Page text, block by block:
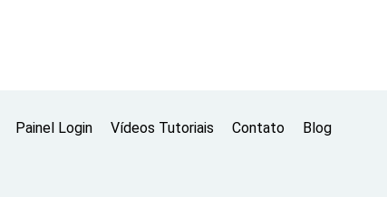
Painel Login Vídeos Tutoriais Contato Blog